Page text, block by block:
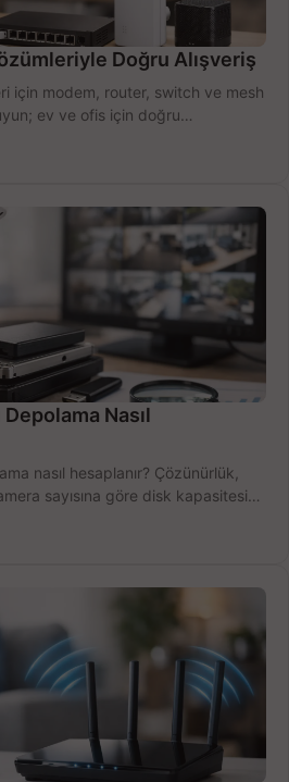
Doğru Alışveriş
için modem, router, switch ve mesh
ev ve ofis için doğru
Nasıl
nasıl hesaplanır? Çözünürlük,
sayısına göre disk kapasitesini